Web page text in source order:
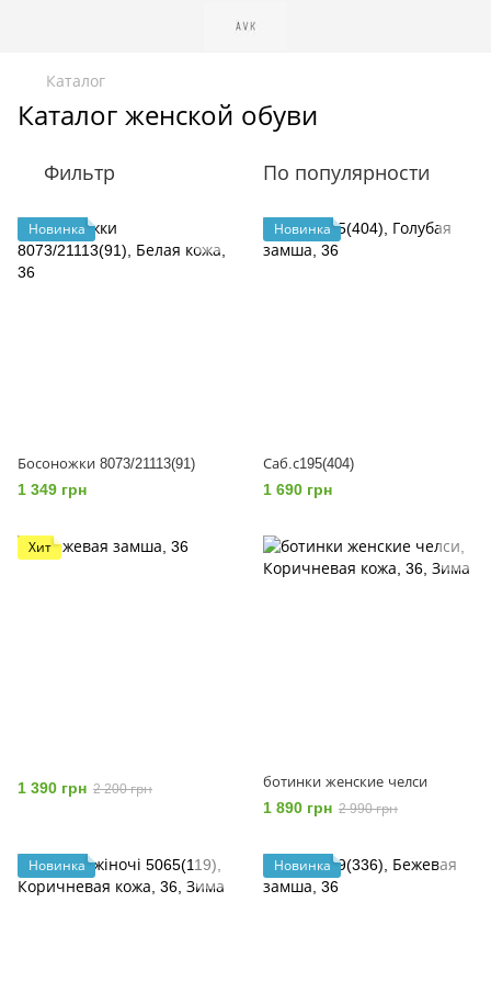
Каталог
Каталог женской обуви
Фильтр По популярности
Новинка
Босоножки 8073/21113(91)
1 349 грн
Новинка
Саб.с195(404)
1 690 грн
Хит
1 390 грн 2 200 грн ботинки женские челси
1 890 грн 2 990 грн
Новинка Новинка